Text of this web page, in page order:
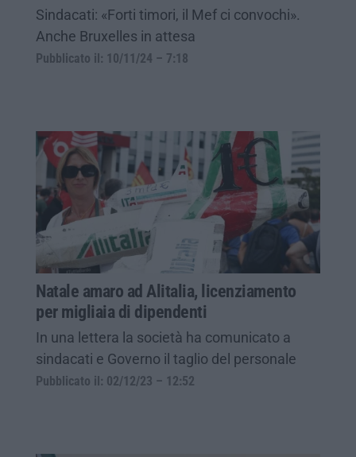
Sindacati: «Forti timori, il Mef ci convochi».
Anche Bruxelles in attesa
Pubblicato il: 10/11/24 – 7:18
Natale amaro ad Alitalia, licenziamento
per migliaia di dipendenti
In una lettera la società ha comunicato a
sindacati e Governo il taglio del personale
Pubblicato il: 02/12/23 – 12:52